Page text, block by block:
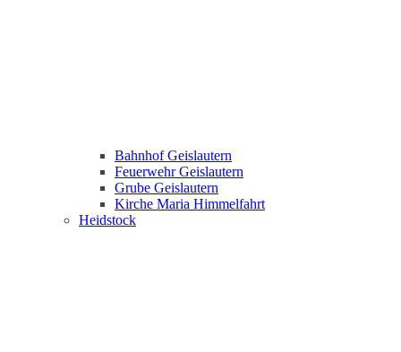
Bahnhof Geislautern
Feuerwehr Geislautern
Grube Geislautern
Kirche Maria Himmelfahrt
Heidstock